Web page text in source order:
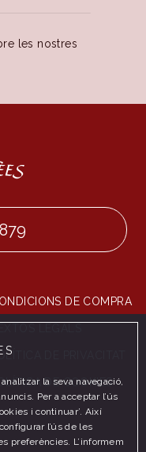
les nostres
DE COMPRA
DE PRIVACITAT
DE COOKIES
la seva navegació,
Per a acceptar l’ús
i continuar’. Així
l’ús de les
preferències. L’informem